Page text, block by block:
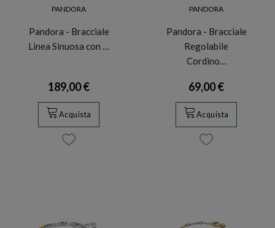
PANDORA
Pandora - Bracciale
Linea Sinuosa con …
189,00 €
Acquista
PANDORA
Pandora - Bracciale
Regolabile
Cordino…
69,00 €
Acquista